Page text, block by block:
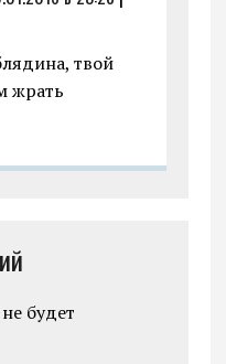
твой
жрать
будет